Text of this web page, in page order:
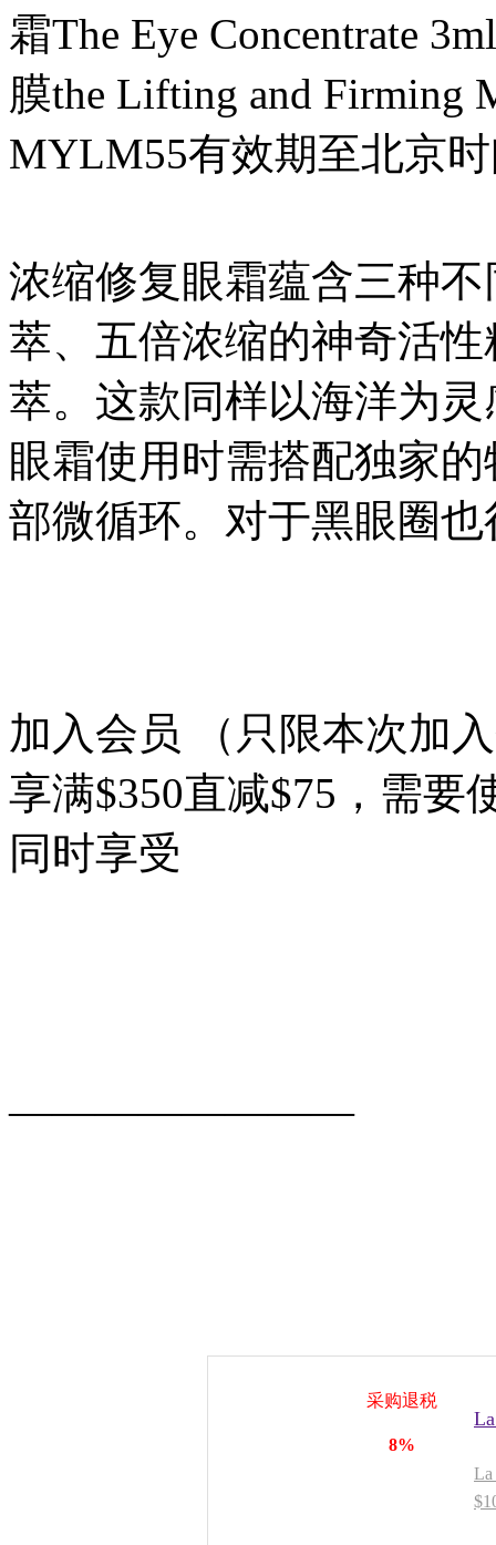
霜The Eye Concentrate
膜the Lifting and Firming
MYLM55有效期至北京
浓缩修复眼霜蕴含三种
萃、五倍浓缩的神奇活
萃。这款同样以海洋为
眼霜使用时需搭配独家
部微循环。对于黑眼圈
加入会员 （只限本次加
享满$350直减$75，需要
同时享受
————————
采购退税
8%